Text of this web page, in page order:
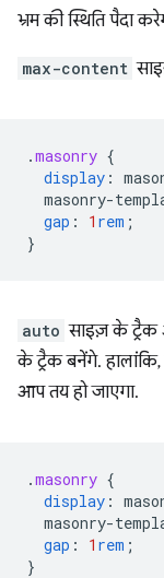
भ्रम की स्थिति पैदा
max-content
.masonry {
display :
masonry-
gap : 1 rem ;
}
auto साइज़ के ट्रैक
के ट्रैक बनेंगे.
आप तय हो जाएगा.
.masonry {
display :
masonry-
gap : 1 rem ;
}